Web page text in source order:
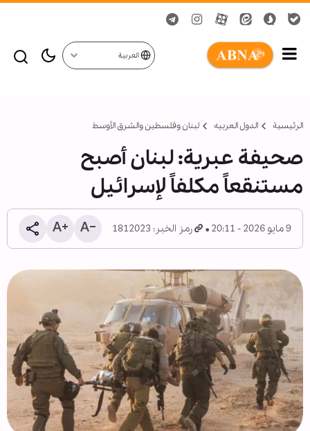
العربية
الرئيسية الدول العربیه لبنان وفلسطين والشرق الأوسط
صحيفة عبرية: لبنان أصبح
مستنقعاً مكلفاً لإسرائيل
9 مايو 2026 - 20:11 رمز الخبر: 1812023